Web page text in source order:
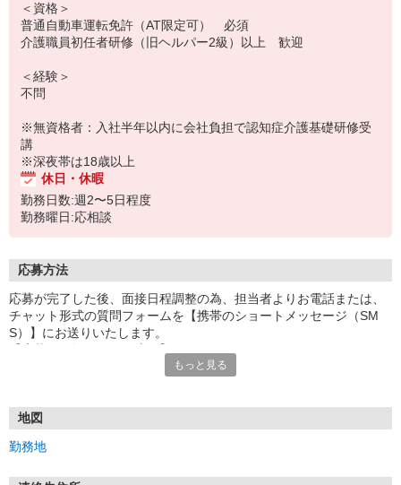
＜資格＞
普通自動車運転免許（AT限定可） 必須
介護職員初任者研修（旧ヘルパー2級）以上 歓迎
＜経験＞
不問
※無資格者：入社半年以内に会社負担で認知症介護基礎研修受
講
※深夜帯は18歳以上
休日・休暇
勤務日数:週2〜5日程度
勤務曜日:応相談
応募方法
応募が完了した後、面接日程調整の為、担当者よりお電話または、
チャット形式の質問フォームを【携帯のショートメッセージ（SM
S）】にお送りいたします。
1.応募…Webもしくはお電話より応募ください。
※実技試験はドライバーの職種のみとなります。
もっと見る
地図
勤務地